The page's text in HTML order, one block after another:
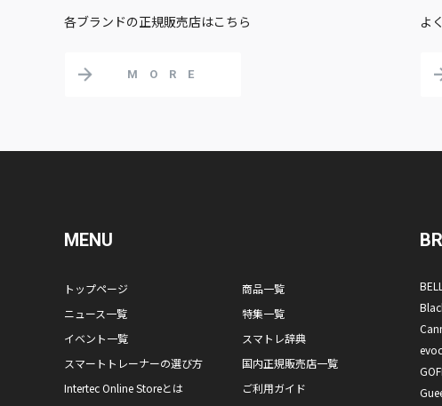
各ブランドの正規販売店はこちら
MORE
よ
MENU
トップページ
商品一覧
ニュース一覧
特集一覧
イベント一覧
スマトレ辞典
スマートトレーナーの選び方
国内正規販売店一覧
Intertec Online Storeとは
ご利用ガイド
BELL
evoc